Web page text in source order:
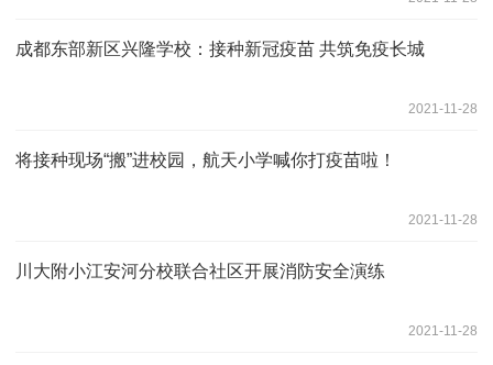
成都东部新区兴隆学校：接种新冠疫苗 共筑免疫长城
2021-11-28
将接种现场“搬”进校园，航天小学喊你打疫苗啦！
2021-11-28
川大附小江安河分校联合社区开展消防安全演练
2021-11-28